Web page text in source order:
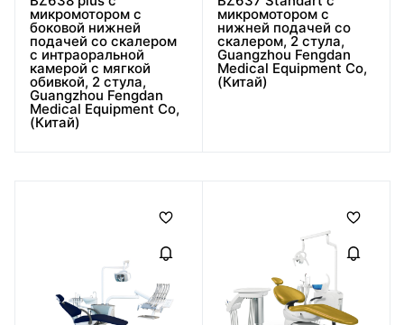
микромотором с
боковой нижней
подачей со скалером
с интраоральной
камерой с мягкой
обивкой, 2 стула,
Guangzhou Fengdan
Medical Equipment Co,
(Китай)
микромотором с
нижней подачей со
скалером, 2 стула,
Guangzhou Fengdan
Medical Equipment Co,
(Китай)